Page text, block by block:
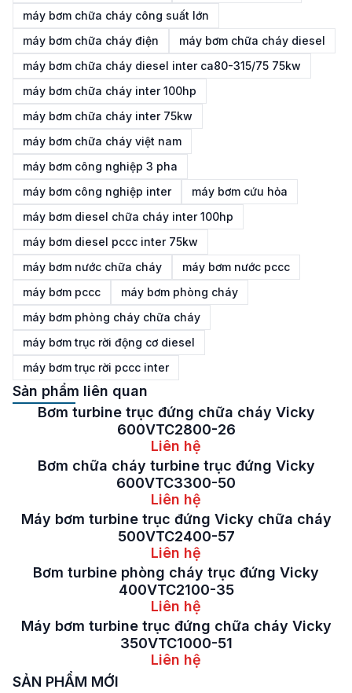
máy bơm chữa cháy công suất lớn
máy bơm chữa cháy điện
máy bơm chữa cháy diesel
máy bơm chữa cháy diesel inter ca80-315/75 75kw
máy bơm chữa cháy inter 100hp
máy bơm chữa cháy inter 75kw
máy bơm chữa cháy việt nam
máy bơm công nghiệp 3 pha
máy bơm công nghiệp inter
máy bơm cứu hỏa
máy bơm diesel chữa cháy inter 100hp
máy bơm diesel pccc inter 75kw
máy bơm nước chữa cháy
máy bơm nước pccc
máy bơm pccc
máy bơm phòng cháy
máy bơm phòng cháy chữa cháy
máy bơm trục rời động cơ diesel
máy bơm trục rời pccc inter
Sản phẩm liên quan
Bơm turbine trục đứng chữa cháy Vicky
600VTC2800-26
Liên hệ
Bơm chữa cháy turbine trục đứng Vicky
600VTC3300-50
Liên hệ
Máy bơm turbine trục đứng Vicky chữa cháy
500VTC2400-57
Liên hệ
Bơm turbine phòng cháy trục đứng Vicky
400VTC2100-35
Liên hệ
Máy bơm turbine trục đứng chữa cháy Vicky
350VTC1000-51
Liên hệ
SẢN PHẨM MỚI